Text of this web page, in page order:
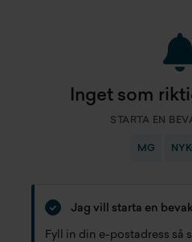
Inget som
STARTA EN
MG
Jag vill starta en
Fyll in din e-postadress så